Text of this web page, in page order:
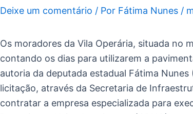
Deixe um comentário / Por Fátima Nunes /
Os moradores da Vila Operária, situada no
contando os dias para utilizarem a
autoria da deputada estadual Fátima
licitação, através da Secretaria de
contratar a empresa especializada para